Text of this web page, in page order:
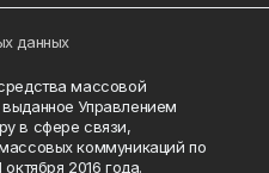
данных
массовой
Управлением
в сфере связи,
коммуникаций по
2016 года.